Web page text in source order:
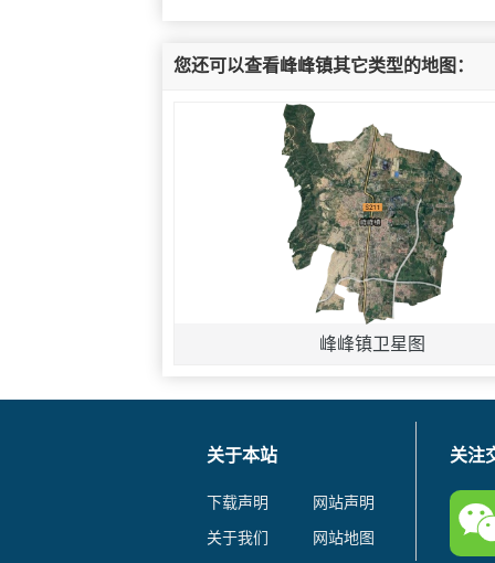
您还可以查看峰峰镇其它类型的地图：
峰峰镇卫星图
关于本站
下载声明
网站声明
关于我们
网站地图
关注